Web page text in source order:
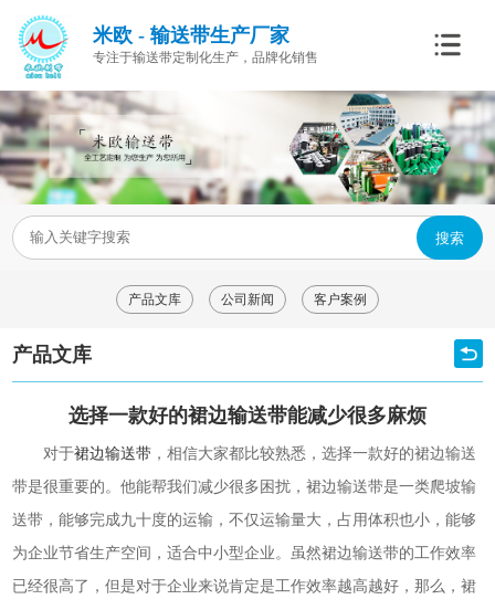
米欧 - 输送带生产厂家
专注于输送带定制化生产，品牌化销售
搜索
产品文库 公司新闻 客户案例
产品文库
选择一款好的裙边输送带能减少很多麻烦
对于裙边输送带 ，相信大家都比较熟悉，选择一款好的裙边输送
带是很重要的。他能帮我们减少很多困扰，裙边输送带是一类爬坡输
送带，能够完成九十度的运输，不仅运输量大，占用体积也小，能够
为企业节省生产空间，适合中小型企业。虽然裙边输送带的工作效率
已经很高了，但是对于企业来说肯定是工作效率越高越好，那么，裙